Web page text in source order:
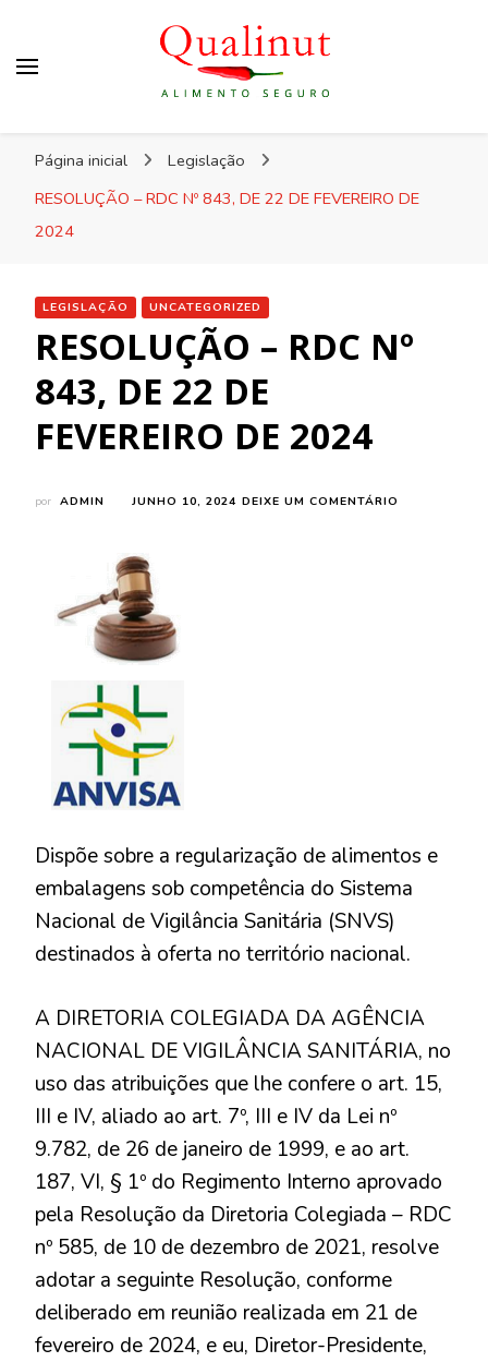
dos alimentos e rotulagem.
Página inicial
Legislação
RESOLUÇÃO – RDC Nº 843, DE 22 DE FEVEREIRO DE
2024
LEGISLAÇÃO UNCATEGORIZED
RESOLUÇÃO – RDC Nº
843, DE 22 DE
FEVEREIRO DE 2024
por ADMIN JUNHO 10, 2024 DEIXE UM COMENTÁRIO
Dispõe sobre a regularização de alimentos e
embalagens sob competência do Sistema
Nacional de Vigilância Sanitária (SNVS)
destinados à oferta no território nacional.
A DIRETORIA COLEGIADA DA AGÊNCIA
NACIONAL DE VIGILÂNCIA SANITÁRIA, no
uso das atribuições que lhe confere o art. 15,
III e IV, aliado ao art. 7º, III e IV da Lei nº
9.782, de 26 de janeiro de 1999, e ao art.
187, VI, § 1º do Regimento Interno aprovado
pela Resolução da Diretoria Colegiada – RDC
nº 585, de 10 de dezembro de 2021, resolve
adotar a seguinte Resolução, conforme
deliberado em reunião realizada em 21 de
fevereiro de 2024, e eu, Diretor-Presidente,